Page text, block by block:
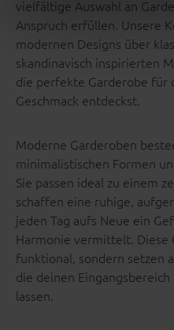
vielfältige Auswahl an
Anspruch erfüllen. Unsere
modernen Designs über
skandinavisch inspirierten
die perfekte Garderobe für
Geschmack entdeckst.
Moderne Garderoben
minimalistischen Formen
Sie passen ideal zu einem
schaffen eine ruhige,
jeden Tag aufs Neue ein
Harmonie vermittelt. Diese
funktional, sondern setzen
die deinen
lassen.